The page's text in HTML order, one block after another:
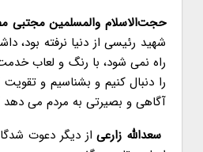
حجت‌الاسلام والمسلمین مجتبی
راه نمی شود، با رنگ و لعاب
را دنبال کنیم و بشناسیم و
آگاهی و بصیرتی به مردم می
سعدالله زارعیاز دیگر دعوت